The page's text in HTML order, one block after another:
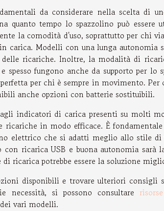
da considerare nella scelta di
quanto tempo lo spazzolino può
la comodità d'uso, soprattutto per chi
carica. Modelli con una lunga autonomia
delle ricariche. Inoltre, la modalità di
spesso fungono anche da supporto per
per chi è sempre in movimento. Per
anche opzioni con batterie sostituibili.
indicatori di carica presenti su molti
ricariche in modo efficace. È
elettrico che si adatti meglio allo stile
con ricarica USB e buona autonomia
di ricarica potrebbe essere la soluzione
disponibili e trovare ulteriori consigli
necessità, si possono consultare
vari modelli.